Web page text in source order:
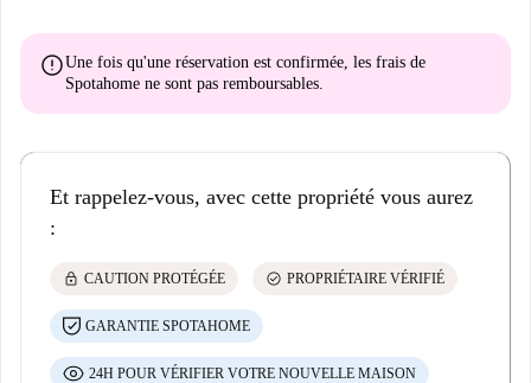
errorUne fois qu'une réservation est confirmée, les frais de
Spotahome ne sont pas remboursables.
Et rappelez-vous, avec cette propriété vous aurez
:
lock CAUTION PROTÉGÉE check_circle PROPRIÉTAIRE VÉRIFIÉ
GARANTIE SPOTAHOME
24H POUR VÉRIFIER VOTRE NOUVELLE MAISON